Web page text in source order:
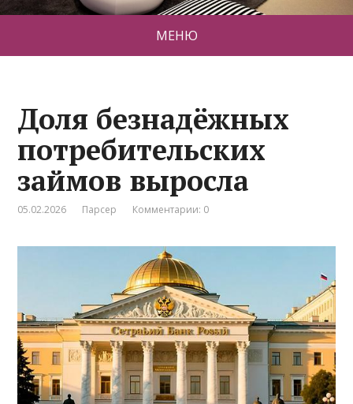
МЕНЮ
Доля безнадёжных
потребительских
займов выросла
05.02.2026 Парсер Комментарии: 0